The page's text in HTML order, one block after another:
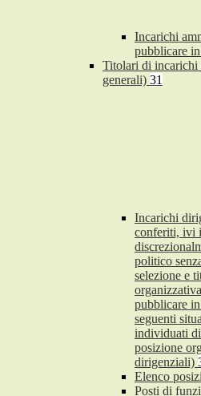
Incarichi
pubblicare
Titolari di
generali) 31
Incarichi
conferiti, ivi
politico
selezione e
pubblicare
seguenti
individuati
posizione
dirigenziali)
Elenco
Posti di